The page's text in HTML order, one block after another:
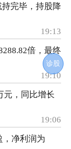
诊股
完毕，持股降
19:13
倍，最终
19:10
元，同比增长
19:06
，净利润为